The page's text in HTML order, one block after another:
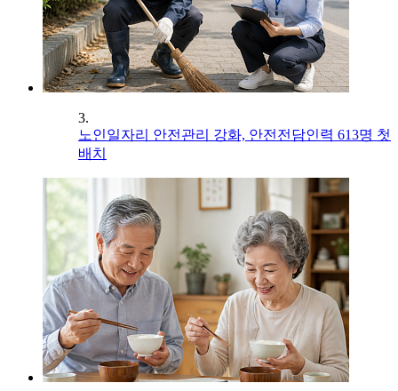
3.
노인일자리 안전관리 강화, 안전전담인력 613명 첫
배치